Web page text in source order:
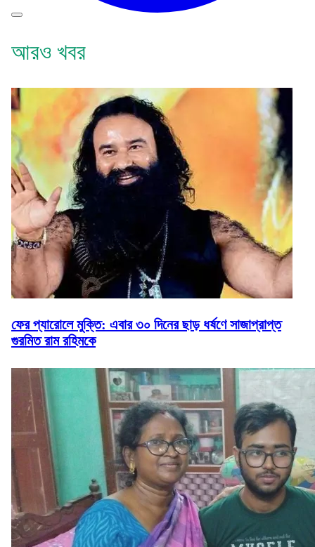
আরও খবর
ফের প্যারোলে মুক্তি: এবার ৩০ দিনের ছাড় ধর্ষণে সাজাপ্রাপ্ত
গুরমিত রাম রহিমকে